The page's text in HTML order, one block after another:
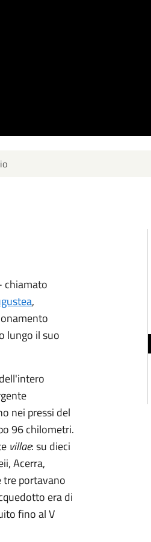
,
lungo il suo
nei pressi del
96 chilometri.
villae: su dieci
Acerra,
tre portavano
era di
fino al V